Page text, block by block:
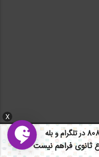
X
ثانوی فراهم نیست